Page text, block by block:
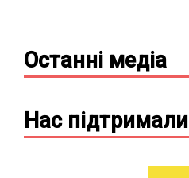
Останні медіа
Нас підтримали